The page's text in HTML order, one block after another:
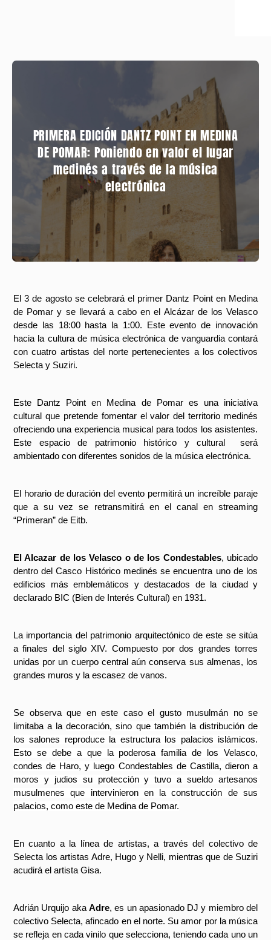
PRIMERA EDICIÓN DANTZ POINT EN MEDINA
DE POMAR: Poniendo en valor el lugar
medinés a través de la música
electrónica
El 3 de agosto se celebrará el primer Dantz Point en Medina
de Pomar y se llevará a cabo en el Alcázar de los Velasco
desde las 18:00 hasta la 1:00. Este evento de innovación
hacia la cultura de música electrónica de vanguardia contará
con cuatro artistas del norte pertenecientes a los colectivos
Selecta y Suziri.
Este Dantz Point en Medina de Pomar es una iniciativa
cultural que pretende fomentar el valor del territorio medinés
ofreciendo una experiencia musical para todos los asistentes.
Este espacio de patrimonio histórico y cultural  será
ambientado con diferentes sonidos de la música electrónica.
El horario de duración del evento permitirá un increíble paraje
que a su vez se retransmitirá en el canal en streaming
“Primeran” de Eitb.
El Alcazar de los Velasco o de los Condestables, ubicado
dentro del Casco Histórico medinés se encuentra uno de los
edificios más emblemáticos y destacados de la ciudad y
declarado BIC (Bien de Interés Cultural) en 1931.
La importancia del patrimonio arquitectónico de este se sitúa
a finales del siglo XIV. Compuesto por dos grandes torres
unidas por un cuerpo central aún conserva sus almenas, los
grandes muros y la escasez de vanos.
Se observa que en este caso el gusto musulmán no se
limitaba a la decoración, sino que también la distribución de
los salones reproduce la estructura los palacios islámicos.
Esto se debe a que la poderosa familia de los Velasco,
condes de Haro, y luego Condestables de Castilla, dieron a
moros y judios su protección y tuvo a sueldo artesanos
musulmenes que intervinieron en la construcción de sus
palacios, como este de Medina de Pomar.
En cuanto a la línea de artistas, a través del colectivo de
Selecta los artistas Adre, Hugo y Nelli, mientras que de Suziri
acudirá el artista Gisa.
Adrián Urquijo aka Adre, es un apasionado DJ y miembro del
colectivo Selecta, afincado en el norte. Su amor por la música
se refleja en cada vinilo que selecciona, teniendo cada uno un